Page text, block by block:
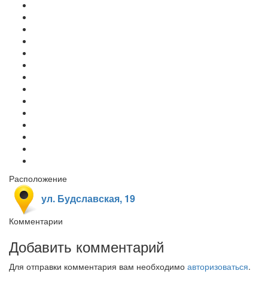
Расположение
ул. Будславская, 19
Комментарии
Добавить комментарий
Для отправки комментария вам необходимо авторизоваться.